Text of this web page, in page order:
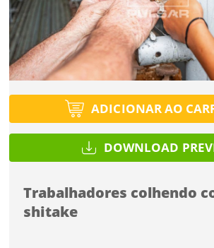
ADICIONAR AO
DOWNLOAD
Trabalhadores colhendo
shitake
Tipo de projeto
Selecione
Utilização
Tamanho
Título do projeto
Selecione
Utilização
ENTRAR
Você ainda não tem
CADASTRE-SE
ENTRAR
Protegido por reCAPTCHA —Privacidade
Tipo de projeto
Selecione
Formato
Tamanho MR$ 114,00
Tamanho GR$ 171,00